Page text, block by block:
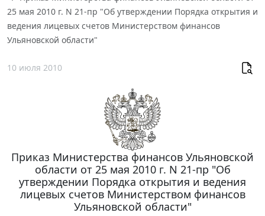
25 мая 2010 г. N 21-пр "Об утверждении Порядка открытия и
ведения лицевых счетов Министерством финансов
Ульяновской области"
10 июля 2010
Приказ Министерства финансов Ульяновской
области от 25 мая 2010 г. N 21-пр "Об
утверждении Порядка открытия и ведения
лицевых счетов Министерством финансов
Ульяновской области"